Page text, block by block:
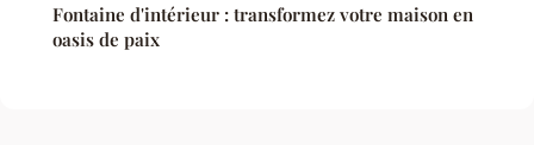
Fontaine d'intérieur : transformez votre maison en
oasis de paix